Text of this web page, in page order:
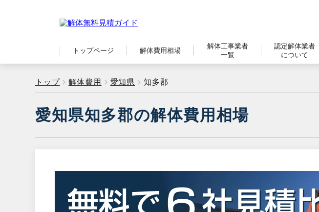
トップページ 解体費用相場
解体工事業者
一覧
認定解体業者
について
トップ 解体費用 愛知県 知多郡
愛知県知多郡の解体費用相場